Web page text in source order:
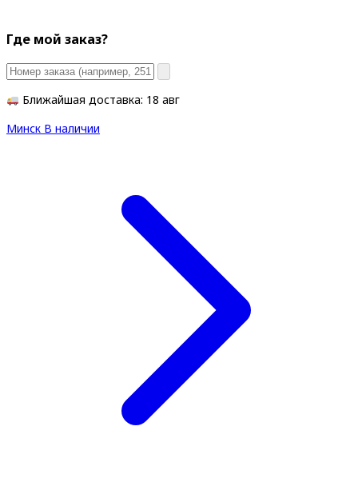
Где мой заказ?
Ближайшая доставка: 18 авг
Минск В наличии